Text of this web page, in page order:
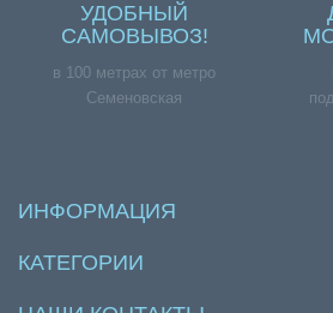
УДОБНЫЙ
САМОВЫВОЗ!
в 100 метрах от метро
Семеновская
ИНФОРМАЦИЯ
КАТЕГОРИИ